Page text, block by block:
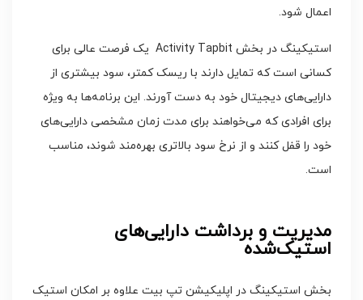
اعمال شود.
استیکینگ در بخش Activity Tapbit یک فرصت عالی برای
کسانی است که تمایل دارند با ریسک کمتر، سود بیشتری از
دارایی‌های دیجیتال خود به دست آورند. این برنامه‌ها به ویژه
برای افرادی که می‌خواهند برای مدت زمان مشخصی دارایی‌های
خود را قفل کنند و از نرخ سود بالاتری بهره‌مند شوند، مناسب
است.
مدیریت و برداشت دارایی‌های
استیک‌شده
بخش استیکینگ در اپلیکیشن تپ بیت علاوه بر امکان استیک